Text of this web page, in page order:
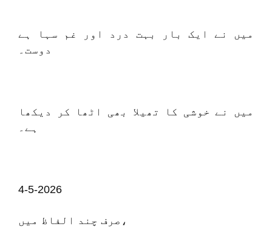
میں نے ایک بار بہت درد اور غم سہا ہے
دوست۔
میں نے خوشی کا تھیلا بھی اٹھا کر دیکھا
ہے۔
4-5-2026
صرف چند الفاظ میں،